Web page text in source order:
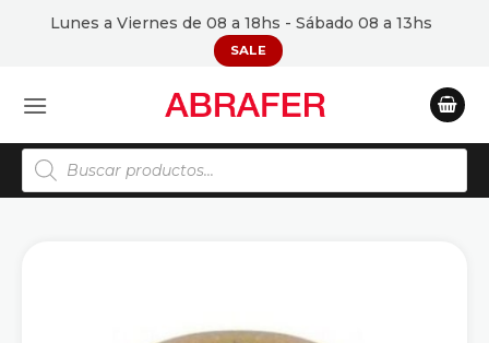
Lunes a Viernes de 08 a 18hs - Sábado 08 a 13hs
SALE
Búsqueda
de
productos